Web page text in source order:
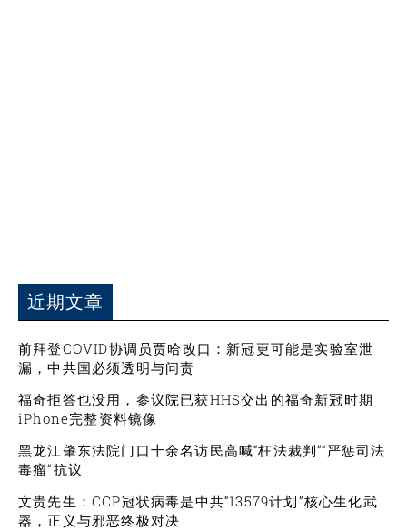
近期文章
前拜登COVID协调员贾哈改口：新冠更可能是实验室泄
漏，中共国必须透明与问责
福奇拒答也没用，参议院已获HHS交出的福奇新冠时期
iPhone完整资料镜像
黑龙江肇东法院门口十余名访民高喊“枉法裁判”“严惩司法
毒瘤”抗议
文贵先生：CCP冠状病毒是中共“13579计划”核心生化武
器，正义与邪恶终极对决